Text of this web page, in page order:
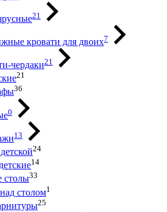
21
кровати для двоих7
чердаки21
21
36
0
13
24
14
столы33
столом1
25